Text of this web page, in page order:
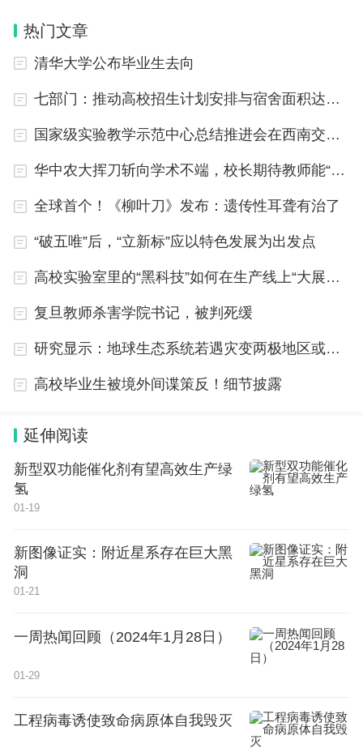
业、大企业滥用市场优势地位，妨碍民营企业、中小
企业等其他经营主体公平参与市场竞争。
4.限制经营和指定交易。有关地方和单位违法设
服务。
三是影响政务服务和行政效能方面的问题线索。
所设立不集中、窗口设置不合理，政务移动应用程序
数量多、重复注册等，强制要求线上预约或在线提交
材料；政务服务热线接办效率不高，投诉建议机制不
求。
2.政务服务不规范。有关地方和单位在审批中额
外、变相增加办理环节和申请材料，首问负责、一次
性告知和限时办结等制度落实不到位。
通、数据难共享，电子证照数据共享应用不到位，数
据共享核验事项仍要求提供实体证照或纸质材料，不
不一致。
影响企业正常生产经营；有关工作人员借机吃拿卡
热门文章
清华大学公布毕业生去向
七部门：推动高校招生计划安排与宿舍面积达标挂钩
国家级实验教学示范中心总结推进会在西南交大举行
华中农大挥刀斩向学术不端，校长期待教师能“真做学问，做真学问”
全球首个！《柳叶刀》发布：遗传性耳聋有治了
“破五唯”后，“立新标”应以特色发展为出发点
高校实验室里的“黑科技”如何在生产线上“大展身手”
复旦教师杀害学院书记，被判死缓
研究显示：地球生态系统若遇灾变两极地区或先崩溃
高校毕业生被境外间谍策反！细节披露
延伸阅读
新型双功能催化剂有望高效生产绿
氢
01-19
新图像证实：附近星系存在巨大黑
洞
01-21
一周热闻回顾（2024年1月28日）
01-29
工程病毒诱使致命病原体自我毁灭